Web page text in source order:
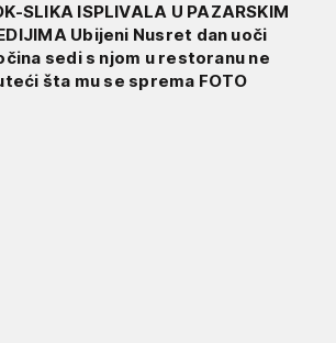
SLIKA ISPLIVALA U PAZARSKIM
Ubijeni Nusret dan uoči
sedi s njom u restoranu ne
šta mu se sprema FOTO